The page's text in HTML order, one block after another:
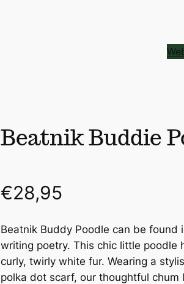
Beatnik Buddie
€28,95
Beatnik Buddy Poodle can be found
writing poetry. This chic little poodle
curly, twirly white fur. Wearing a
polka dot scarf, our thoughtful